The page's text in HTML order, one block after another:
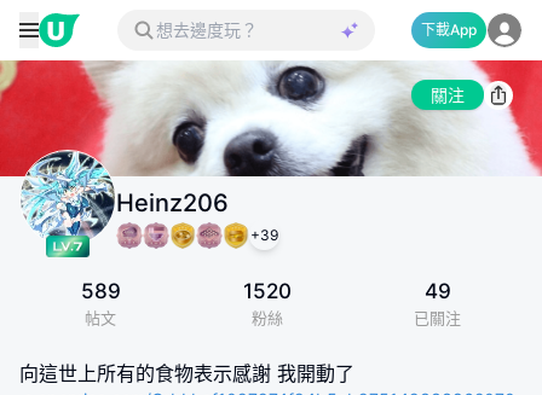
下載App
關注
Heinz206
+39
589
帖文
1520
粉絲
49
已關注
向這世上所有的食物表示感謝 我開動了